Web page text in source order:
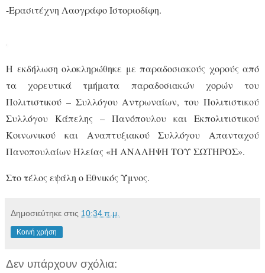
-Ερασιτέχνη Λαογράφο Ιστοριοδίφη.
Η εκδήλωση ολοκληρώθηκε με παραδοσιακούς χορούς από
τα χορευτικά τμήματα παραδοσιακών χορών του
Πολιτιστικού – Συλλόγου Αντρωναίων, του Πολιτιστικού
Συλλόγου Κάπελης – Πανόπουλου και Εκπολιτιστικού
Κοινωνικού και Αναπτυξιακού Συλλόγου Απανταχού
Πανοπουλαίων Ηλείας «Η ΑΝΑΛΗΨΗ ΤΟΥ ΣΩΤΗΡΟΣ».
Στο τέλος εψάλη ο Εθνικός Ύμνος.
Δημοσιεύτηκε στις 10:34 π.μ.
Κοινή χρήση
Δεν υπάρχουν σχόλια: